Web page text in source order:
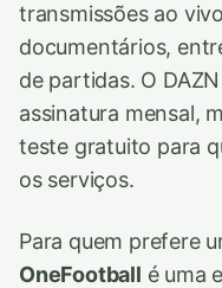
transmissões ao
documentários,
de partidas. O
assinatura mensal,
teste gratuito para
os serviços.
Para quem prefere
OneFootball é uma